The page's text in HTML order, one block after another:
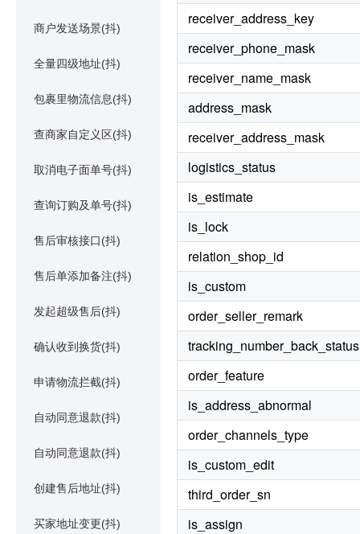
商户发送场景(抖)
全量四级地址(抖)
包裹里物流信息(抖)
查商家自定义区(抖)
取消电子面单号(抖)
查询订购及单号(抖)
售后审核接口(抖)
售后单添加备注(抖)
发起超级售后(抖)
确认收到换货(抖)
申请物流拦截(抖)
自动同意退款(抖)
自动同意退款(抖)
创建售后地址(抖)
买家地址变更(抖)
receiver_address_key
receiver_phone_mask
receiver_name_mask
address_mask
receiver_address_mask
logistics_status
is_estimate
is_lock
relation_shop_id
is_custom
order_seller_remark
tracking_number_back_status
order_feature
is_address_abnormal
order_channels_type
is_custom_edit
third_order_sn
is_assign